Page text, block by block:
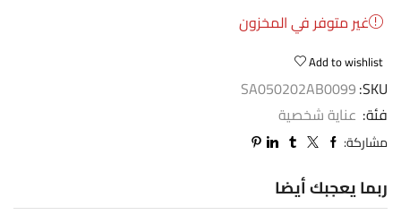
غير متوفر في المخزون
Add to wishlist
SKU:
SA050202AB0099
فئة: عناية شخصية
مشاركة:
ربما يعجبك أيضا